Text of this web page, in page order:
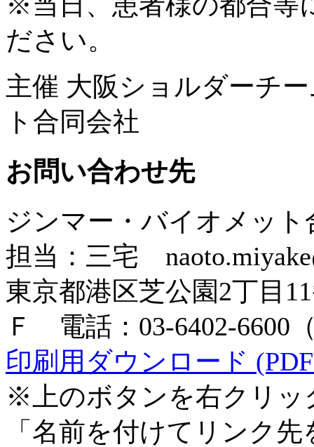
ださい。
主催 大阪ショルダー
ト合同会社
お問い合わせ先
ジンマー・バイオメット
担当：三宅
東京都港区芝公園2丁目
Ｆ 電話：03-6402-6600
印刷用ダウンロード
※上のボタンを右クリッ
「名前を付けてリンク